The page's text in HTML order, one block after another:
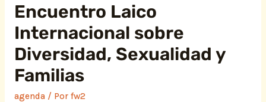
Encuentro Laico
Internacional sobre
Diversidad, Sexualidad y
Familias
agenda/ Por fw2